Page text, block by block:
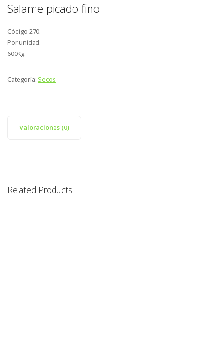
Salame picado fino
Código 270.
Por unidad.
600Kg.
Categoría: Secos
Valoraciones (0)
Related Products